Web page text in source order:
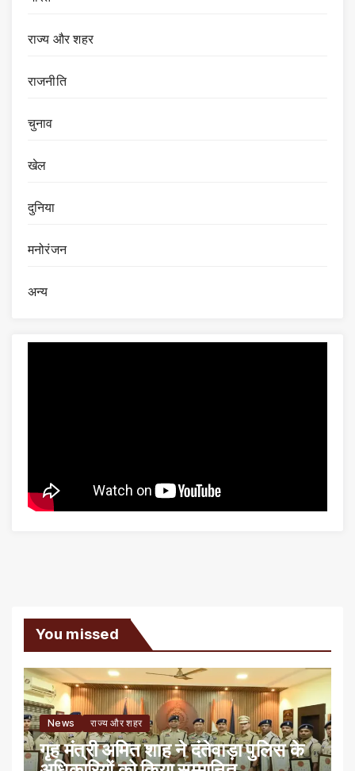
राज्य और शहर
राजनीति
चुनाव
खेल
दुनिया
मनोरंजन
अन्य
You missed
News राज्य और शहर
गृह मंत्री अमित शाह ने दंतेवाड़ा पुलिस के